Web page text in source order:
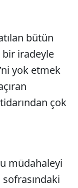
bütün
iradeyle
yok etmek
çok
müdahaleyi